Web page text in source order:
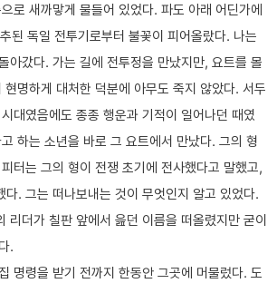
로 새까맣게 물들어 있었다. 파도 아래 어딘가에
된 독일 전투기로부터 불꽃이 피어올랐다. 나는
아갔다. 가는 길에 전투정을 만났지만, 요트를 몰
명하게 대처한 덕분에 아무도 죽지 않았다. 서두
대였음에도 종종 행운과 기적이 일어나던 때였
하는 소년을 바로 그 요트에서 만났다. 그의 형
터는 그의 형이 전쟁 초기에 전사했다고 말했고,
다. 그는 떠나보내는 것이 무엇인지 알고 있었다.
리더가 칠판 앞에서 읊던 이름을 떠올렸지만 굳이
.
명령을 받기 전까지 한동안 그곳에 머물렀다. 도